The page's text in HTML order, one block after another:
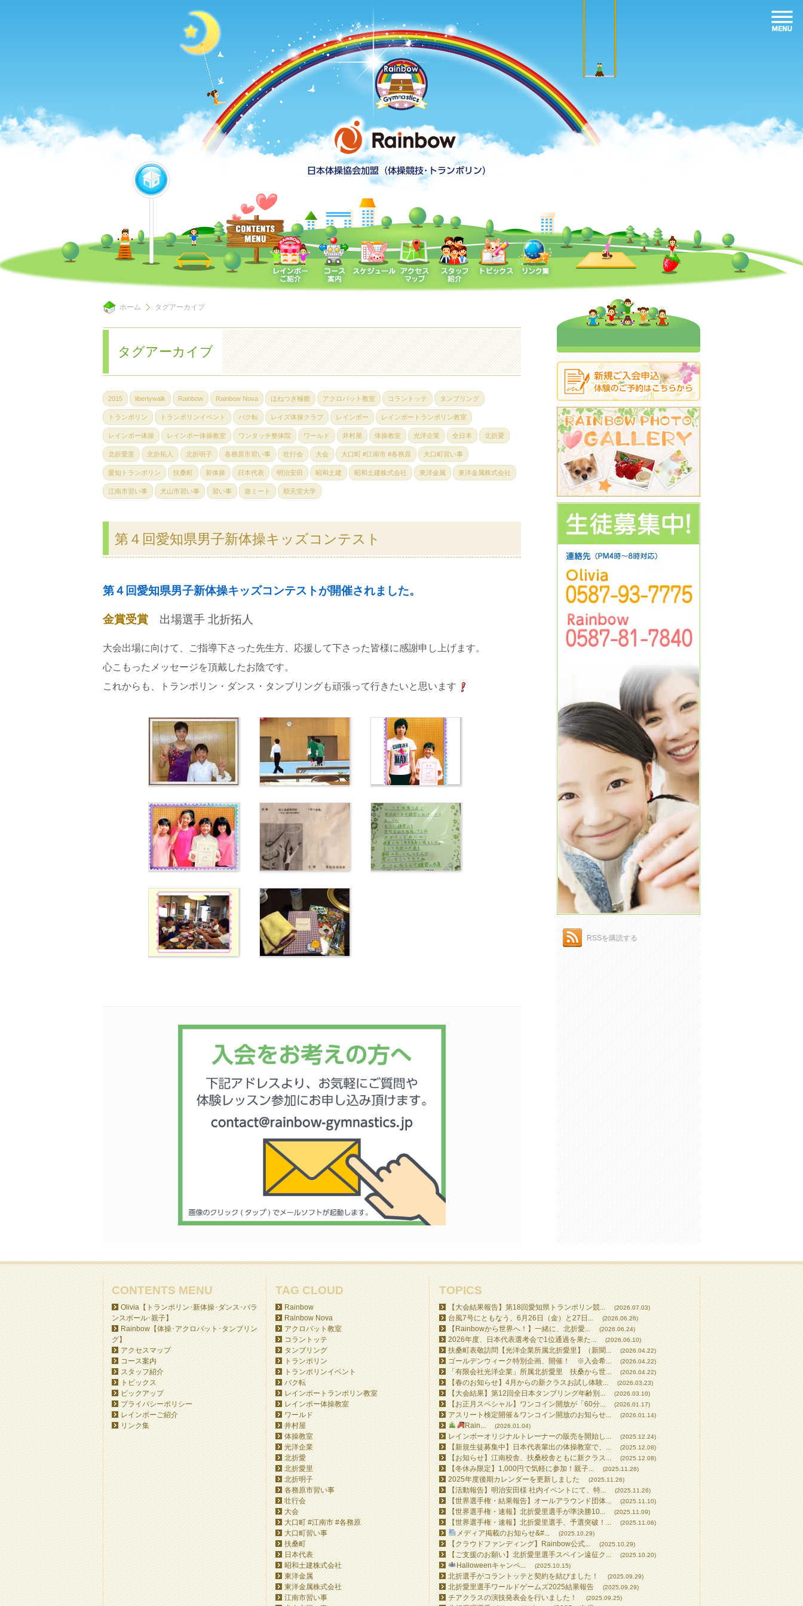
ホーム タグアーカイブ
タグアーカイブ
2015 libertywalk Rainbow Rainbow Nova ほねつぎ極癒 アクロバット教室 コラントッテ タンブリング
トランポリン トランポリンイベント バク転 レイズ体操クラブ レインボー レインボートランポリン教室
レインボー体操 レインボー体操教室 ワンタッチ整体院 ワールド 井村屋 体操教室 光洋企業 全日本 北折愛
北折愛里 北折拓人 北折明子 各務原市習い事 壮行会 大会 大口町 #江南市 #各務原 大口町習い事
愛知トランポリン 扶桑町 新体操 日本代表 明治安田 昭和土建 昭和土建株式会社 東洋金属 東洋金属株式会社
江南市習い事 犬山市習い事 習い事 遊ミート 順天堂大学
第４回愛知県男子新体操キッズコンテスト
第４回愛知県男子新体操キッズコンテストが開催されました。
金賞受賞 出場選手 北折拓人
大会出場に向けて、ご指導下さった先生方、応援して下さった皆様に感謝申し上げます。
心こもったメッセージを頂戴したお陰です。
これからも、トランポリン・ダンス・タンブリングも頑張って行きたいと思います
RSSを購読する
CONTENTS MENU
Olivia【トランポリン･新体操･ダンス･バラ
ンスボール･親子】
Rainbow【体操･アクロバット･タンブリン
グ】
アクセスマップ
コース案内
スタッフ紹介
トピックス
ピックアップ
プライバシーポリシー
レインボーご紹介
リンク集
TAG CLOUD
Rainbow
Rainbow Nova
アクロバット教室
コラントッテ
タンブリング
トランポリン
トランポリンイベント
バク転
レインボートランポリン教室
レインボー体操教室
ワールド
井村屋
体操教室
光洋企業
北折愛
北折愛里
北折明子
各務原市習い事
壮行会
大会
大口町 #江南市 #各務原
大口町習い事
扶桑町
日本代表
昭和土建株式会社
東洋金属
東洋金属株式会社
江南市習い事
TOPICS
【大会結果報告】第18回愛知県トランポリン競... (2026.07.03)
台風7号にともなう、6月26日（金）と27日... (2026.06.26)
【Rainbowから世界へ！】一緒に、北折愛... (2026.06.24)
2026年度、日本代表選考会で1位通過を果た... (2026.06.10)
扶桑町表敬訪問【光洋企業所属北折愛里】（新聞... (2026.04.22)
ゴールデンウィーク特別企画、開催！ ※入会希... (2026.04.22)
「有限会社光洋企業」所属北折愛里 扶桑から世... (2026.04.22)
【春のお知らせ】4月からの新クラスお試し体験... (2026.03.23)
【大会結果】第12回全日本タンブリング年齢別... (2026.03.10)
【お正月スペシャル】ワンコイン開放が「60分... (2026.01.17)
アスリート検定開催＆ワンコイン開放のお知らせ... (2026.01.14)
Rain... (2026.01.04)
レインボーオリジナルトレーナーの販売を開始し... (2025.12.24)
【新規生徒募集中】日本代表輩出の体操教室で、... (2025.12.08)
【お知らせ】江南校舎、扶桑校舎ともに新クラス... (2025.12.08)
【冬休み限定】1,000円で気軽に参加！親子... (2025.11.26)
2025年度後期カレンダーを更新しました (2025.11.26)
【活動報告】明治安田様 社内イベントにて、特... (2025.11.26)
【世界選手権・結果報告】オールアラウンド団体... (2025.11.10)
【世界選手権・速報】北折愛里選手が準決勝10... (2025.11.09)
【世界選手権・速報】北折愛里選手、予選突破！... (2025.11.06)
メディア掲載のお知らせ&#... (2025.10.29)
【クラウドファンディング】Rainbow公式... (2025.10.29)
【ご支援のお願い】北折愛里選手スペイン遠征ク... (2025.10.20)
Halloweenキャンペ... (2025.10.15)
北折選手がコラントッテと契約を結びました！ (2025.09.29)
北折愛里選手ワールドゲームズ2025結果報告 (2025.09.29)
チアクラスの演技発表会を行いました！ (2025.09.25)